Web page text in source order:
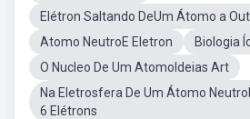
Elétron Saltando DeUm Átomo a
Atomo NeutroE Eletron
Biologia
O Nucleo De Um AtomoIdeias Art
Na Eletrosfera De Um Átomo
6 Elétrons